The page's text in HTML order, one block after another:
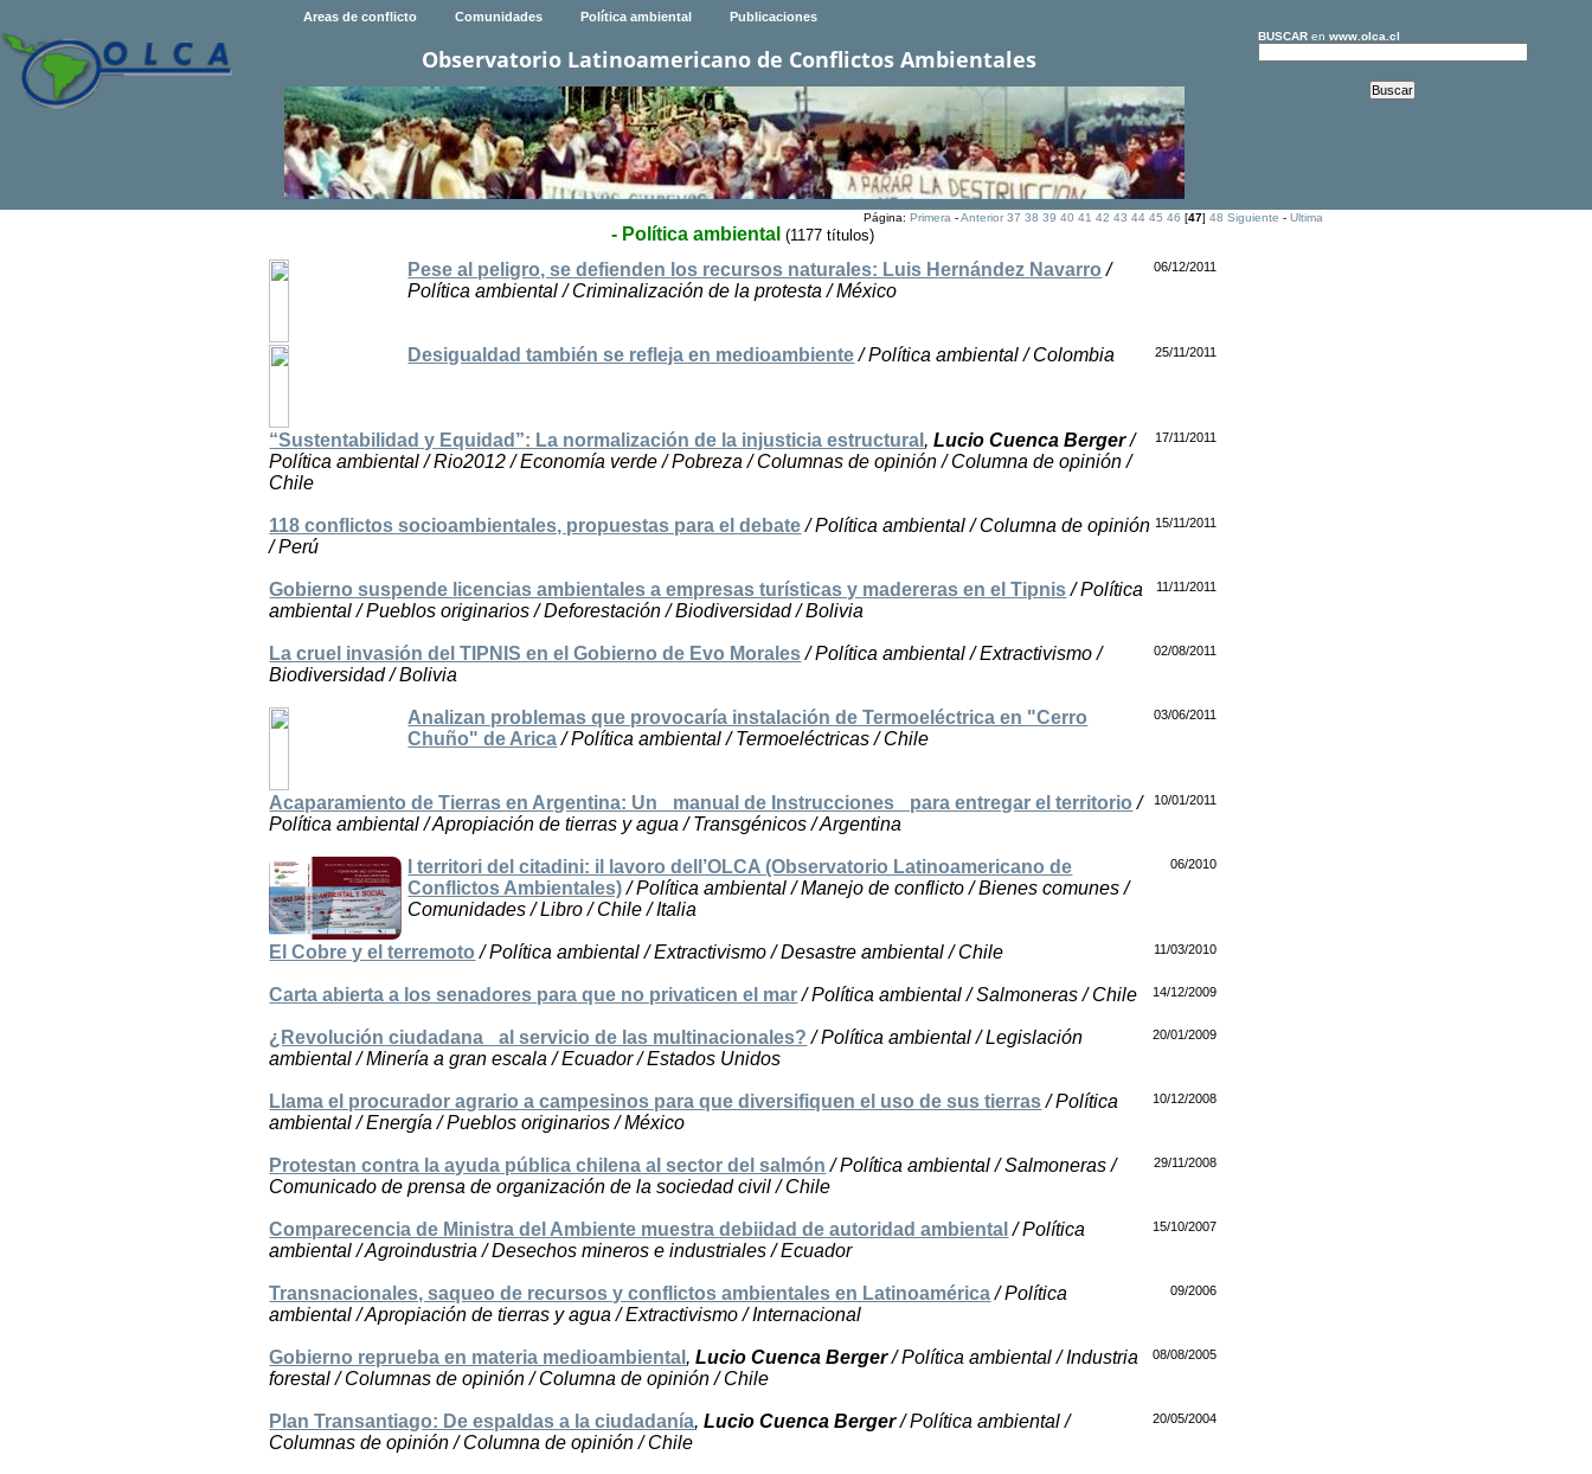
Areas de conflicto Comunidades Política ambiental Publicaciones
Observatorio Latinoamericano de Conflictos Ambientales
BUSCARen www.olca.cl
Página: Primera-Anterior 37 38 39 40 41 42 43 44 45 46 [47] 48 Siguiente - Ultima
- Política ambiental (1177 títulos)
Pese al peligro, se defienden los recursos naturales: Luis Hernández Navarro /
Política ambiental / Criminalización de la protesta / México
06/12/2011
Desigualdad también se refleja en medioambiente/ Política ambiental / Colombia 25/11/2011
“Sustentabilidad y Equidad”: La normalización de la injusticia estructural ,Lucio Cuenca Berger/
Política ambiental / Rio2012 / Economía verde / Pobreza / Columnas de opinión / Columna de opinión /
Chile
17/11/2011
118 conflictos socioambientales, propuestas para el debate/ Política ambiental / Columna de opinión
/ Perú
15/11/2011
Gobierno suspende licencias ambientales a empresas turísticas y madereras en el Tipnis/ Política
ambiental / Pueblos originarios / Deforestación / Biodiversidad / Bolivia
11/11/2011
La cruel invasión del TIPNIS en el Gobierno de Evo Morales/ Política ambiental / Extractivismo /
Biodiversidad / Bolivia
02/08/2011
Analizan problemas que provocaría instalación de Termoeléctrica en "Cerro
Chuño" de Arica/ Política ambiental / Termoeléctricas / Chile
03/06/2011
Acaparamiento de Tierras en Argentina: Un _manual de Instrucciones_ para entregar el territorio /
Política ambiental / Apropiación de tierras y agua / Transgénicos / Argentina
10/01/2011
I territori del citadini: il lavoro dell’OLCA (Observatorio Latinoamericano de
Conflictos Ambientales)/ Política ambiental / Manejo de conflicto / Bienes comunes /
Comunidades / Libro / Chile / Italia
06/2010
El Cobre y el terremoto / Política ambiental / Extractivismo / Desastre ambiental / Chile 11/03/2010
Carta abierta a los senadores para que no privaticen el mar/ Política ambiental / Salmoneras / Chile 14/12/2009
¿Revolución ciudadana_ al servicio de las multinacionales? / Política ambiental / Legislación
ambiental / Minería a gran escala / Ecuador / Estados Unidos
20/01/2009
Llama el procurador agrario a campesinos para que diversifiquen el uso de sus tierras/ Política
ambiental / Energía / Pueblos originarios / México
10/12/2008
Protestan contra la ayuda pública chilena al sector del salmón / Política ambiental / Salmoneras /
Comunicado de prensa de organización de la sociedad civil / Chile
29/11/2008
Comparecencia de Ministra del Ambiente muestra debiidad de autoridad ambiental / Política
ambiental / Agroindustria / Desechos mineros e industriales / Ecuador
15/10/2007
Transnacionales, saqueo de recursos y conflictos ambientales en Latinoamérica/ Política
ambiental / Apropiación de tierras y agua / Extractivismo / Internacional
09/2006
Gobierno reprueba en materia medioambiental ,Lucio Cuenca Berger/ Política ambiental / Industria
forestal / Columnas de opinión / Columna de opinión / Chile
08/08/2005
Plan Transantiago: De espaldas a la ciudadanía,Lucio Cuenca Berger/ Política ambiental /
Columnas de opinión / Columna de opinión / Chile
20/05/2004